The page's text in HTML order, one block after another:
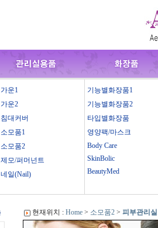
가운1
가운2
침대커버
소모품1
소모품2
제모/퍼머넌트
네일(Nail)
기능별화장품1
기능별화장품2
타입별화장품
영양팩/마스크
Body Care
SkinBolic
BeautyMed
현재위치 : Home > 소모품2 > 피부관리